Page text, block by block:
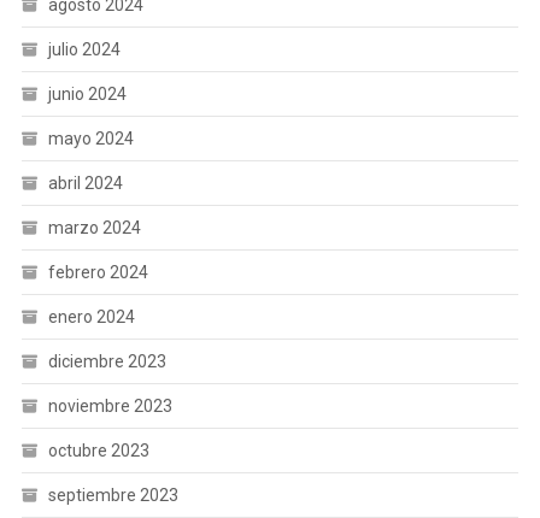
agosto 2024
julio 2024
junio 2024
mayo 2024
abril 2024
marzo 2024
febrero 2024
enero 2024
diciembre 2023
noviembre 2023
octubre 2023
septiembre 2023